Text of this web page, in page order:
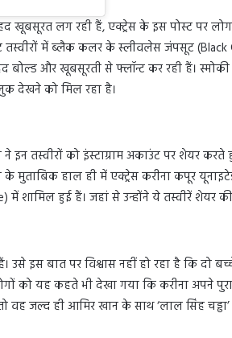
खूबसूरत लग रही हैं, एक्ट्रेस के इस पोस्ट पर
में ब्लैक कलर के स्लीवलेस जंपसूट (Black
बोल्ड और खूबसूरती से फ्लॉन्ट कर रही हैं।
देखने को मिल रहा है।
तस्वीरों को इंस्टाग्राम अकाउंट पर शेयर
के मुताबिक हाल ही में एक्ट्रेस करीना कपूर
शामिल हुई हैं। जहां से उन्होंने ये तस्वीरें शेयर
इस बात पर विश्वास नहीं हो रहा है कि दो
को यह कहते भी देखा गया कि करीना अपने
वह जल्द ही आमिर खान के साथ ‘लाल सिंह